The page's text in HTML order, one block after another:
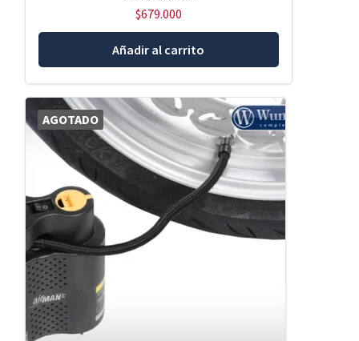
$679.000
Añadir al carrito
AGOTADO